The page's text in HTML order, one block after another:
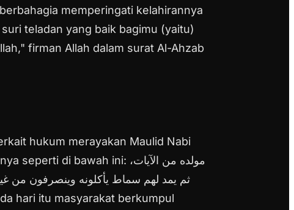
memperingati kelahirannya
teladan yang baik bagimu (yaitu)
firman Allah dalam surat Al-Ahzab
hukum merayakan Maulid Nabi
seperti di bawah ini: مولده من الآيات،
ثم يمد لهم سماط يأكلونه وينصرفون من
hari itu masyarakat berkumpul